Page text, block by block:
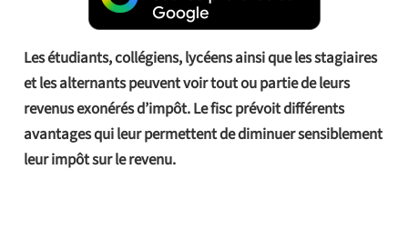
Les étudiants, collégiens, lycéens ainsi que les stagiaires
et les alternants peuvent voir tout ou partie de leurs
revenus exonérés d’impôt. Le fisc prévoit différents
avantages qui leur permettent de diminuer sensiblement
leur impôt sur le revenu.